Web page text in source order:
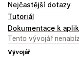
Nejčastější dotazy
Tutoriál
Dokumentace k
Tento vývojář
Vývojář